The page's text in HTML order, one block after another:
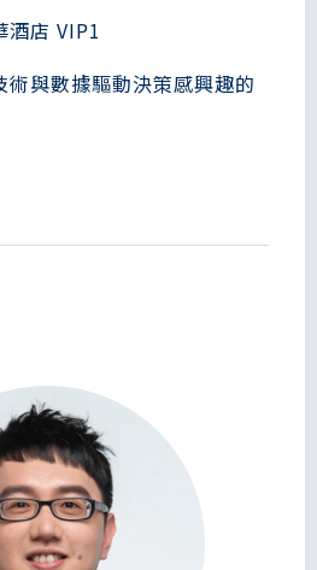
酒店 VIP1
術與數據驅動決策感興趣的